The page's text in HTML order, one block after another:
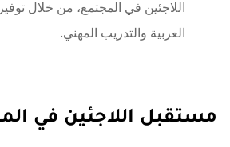
اللاجئين في المجتمع، من خلال
العربية والتدريب المهني.
مستقبل اللاجئين في